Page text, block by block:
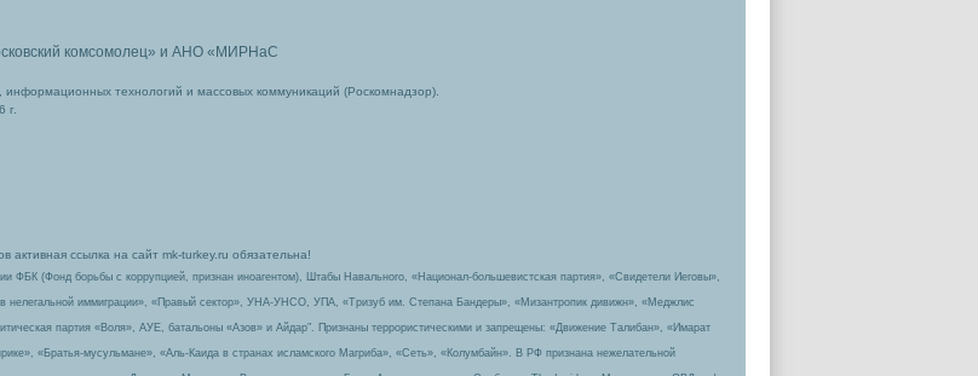
комсомолец» и АНО «МИРНаС
технологий и массовых коммуникаций (Роскомнадзор).
г.
ссылка на сайт mk-turkey.ru обязательна!
ФБК (Фонд борьбы с коррупцией, признан иноагентом), Штабы Навального, «Национал-большевистская партия», «Свидетели Иеговы»,
нелегальной иммиграции», «Правый сектор», УНА-УНСО, УПА, «Тризуб им. Степана Бандеры», «Мизантропик дивижн», «Меджлис
партия «Воля», АУЕ, батальоны «Азов» и Айдар″. Признаны террористическими и запрещены: «Движение Талибан», «Имарат
«Братья-мусульмане», «Аль-Каида в странах исламского Магриба», «Сеть», «Колумбайн». В РФ признана нежелательной